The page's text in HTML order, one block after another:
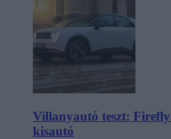
Villanyautó teszt:
kisautó